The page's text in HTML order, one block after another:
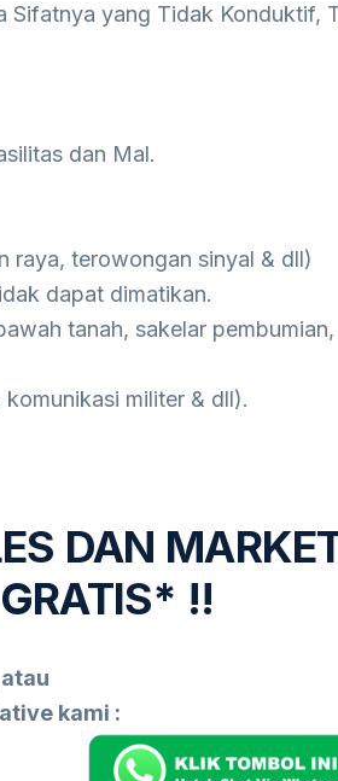
Sifatnya yang Tidak Konduktif,
dan Mal.
raya, terowongan sinyal & dll)
dapat dimatikan.
tanah, sakelar pembumian,
militer & dll).
DAN
!!
kami :